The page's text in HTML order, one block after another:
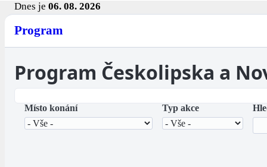
Dnes je 06. 08. 2026
Program
Program Českolipska a
Místo konání Typ akce